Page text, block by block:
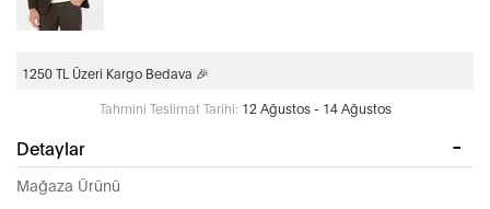
1250 TL Üzeri Kargo Bedava 🎉
Tahmini Teslimat Tarihi: 12 Ağustos - 14 Ağustos
Detaylar
Mağaza Ürünü